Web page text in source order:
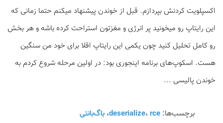
اکسپلویت کردنش بپردازم. قبل از خوندن پیشنهاد میکنم حتما زمانی که
این رایتاپ رو میخونید پر انرژی و مغزتون استراحت کرده باشه و هر بخش
رو کامل تحلیل کنید چون یکمی این رایتاپ اقلا برای خود من سنگین
هست. اسکوپ‌های برنامه اینجوری بود: در اولین مرحله شروع کردم به
خوندن پالیسی ...
برچسب‌ها: deserialize،rce ، باگ‌بانتی